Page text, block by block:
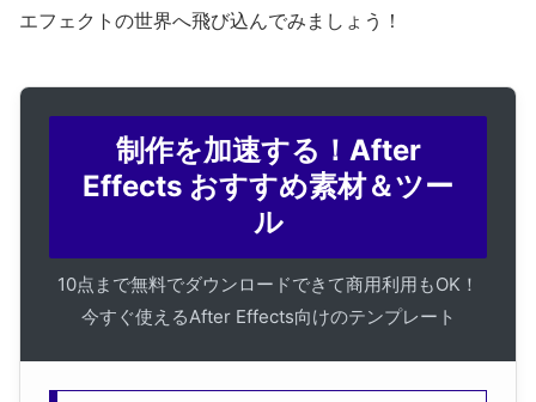
エフェクトの世界へ飛び込んでみましょう！
制作を加速する！After
Effects おすすめ素材＆ツー
ル
10点まで無料でダウンロードできて商用利用もOK！
今すぐ使えるAfter Effects向けのテンプレート